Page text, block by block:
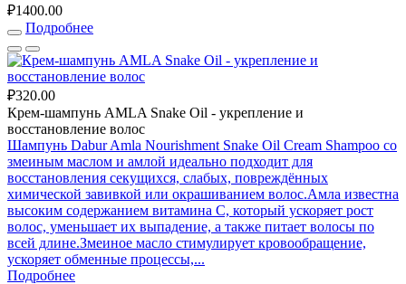
₽1400.00
Подробнее
₽320.00
Крем-шампунь AMLA Snake Oil - укрепление и
восстановление волос
Шампунь Dabur Amla Nourishment Snake Oil Cream Shampoo со
змеиным маслом и амлой идеально подходит для
восстановления секущихся, слабых, повреждённых
химической завивкой или окрашиванием волос.Амла известна
высоким содержанием витамина С, который ускоряет рост
волос, уменьшает их выпадение, а также питает волосы по
всей длине.Змеиное масло стимулирует кровообращение,
ускоряет обменные процессы,...
Подробнее